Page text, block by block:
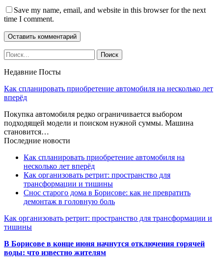
Save my name, email, and website in this browser for the next
time I comment.
Недавние Посты
Как спланировать приобретение автомобиля на несколько лет
вперёд
Покупка автомобиля редко ограничивается выбором
подходящей модели и поиском нужной суммы. Машина
становится…
Последние новости
Как спланировать приобретение автомобиля на
несколько лет вперёд
Как организовать ретрит: пространство для
трансформации и тишины
Снос старого дома в Борисове: как не превратить
демонтаж в головную боль
Как организовать ретрит: пространство для трансформации и
тишины
В Борисове в конце июня начнутся отключения горячей
воды: что известно жителям